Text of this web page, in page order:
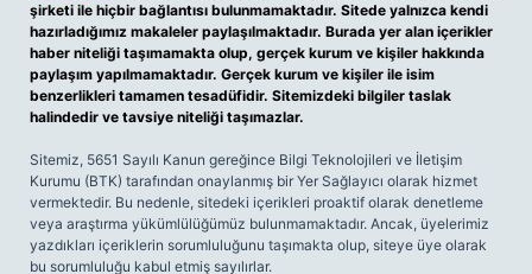
şirketi ile hiçbir bağlantısı bulunmamaktadır. Sitede yalnızca kendi
hazırladığımız makaleler paylaşılmaktadır. Burada yer alan içerikler
haber niteliği taşımamakta olup, gerçek kurum ve kişiler hakkında
paylaşım yapılmamaktadır. Gerçek kurum ve kişiler ile isim
benzerlikleri tamamen tesadüfidir. Sitemizdeki bilgiler taslak
halindedir ve tavsiye niteliği taşımazlar.
Sitemiz, 5651 Sayılı Kanun gereğince Bilgi Teknolojileri ve İletişim
Kurumu (BTK) tarafından onaylanmış bir Yer Sağlayıcı olarak hizmet
vermektedir. Bu nedenle, sitedeki içerikleri proaktif olarak denetleme
veya araştırma yükümlülüğümüz bulunmamaktadır. Ancak, üyelerimiz
yazdıkları içeriklerin sorumluluğunu taşımakta olup, siteye üye olarak
bu sorumluluğu kabul etmiş sayılırlar.